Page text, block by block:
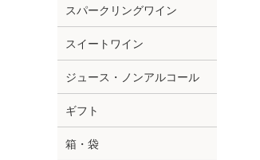
スパークリングワイン
スイートワイン
ジュース・ノンアルコール
ギフト
箱・袋